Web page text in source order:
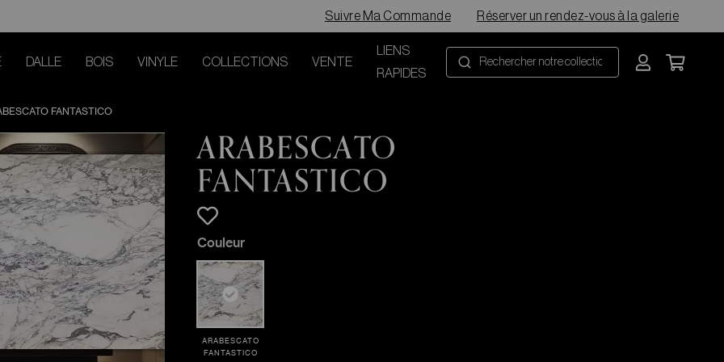
Suivre Ma Commande Réserver un rendez-vous à la galerie
DALLE BOIS VINYLE COLLECTIONS VENTE
LIENS
RAPIDES
FANTASTICO
ARABESCATO
FANTASTICO
Couleur
ARABESCATO
FANTASTICO